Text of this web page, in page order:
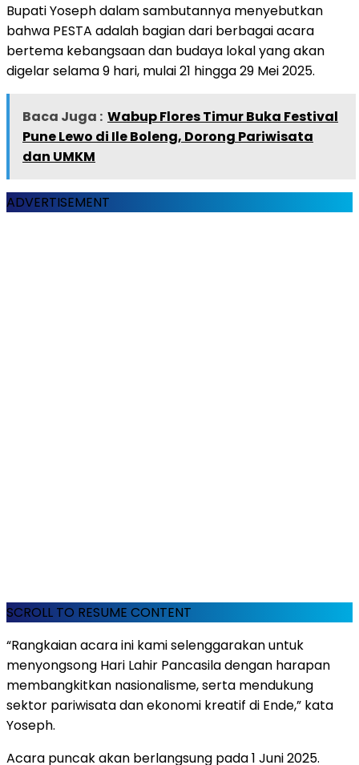
Bupati Yoseph dalam sambutannya menyebutkan
bahwa PESTA adalah bagian dari berbagai acara
bertema kebangsaan dan budaya lokal yang akan
digelar selama 9 hari, mulai 21 hingga 29 Mei 2025.
Baca Juga : Wabup Flores Timur Buka Festival
Pune Lewo di Ile Boleng, Dorong Pariwisata
dan UMKM
ADVERTISEMENT
SCROLL TO RESUME CONTENT
“Rangkaian acara ini kami selenggarakan untuk
menyongsong Hari Lahir Pancasila dengan harapan
membangkitkan nasionalisme, serta mendukung
sektor pariwisata dan ekonomi kreatif di Ende,” kata
Yoseph.
Acara puncak akan berlangsung pada 1 Juni 2025.